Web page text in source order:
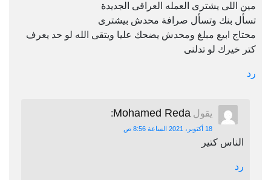
مين اللى يشترى العمله العراقى الجديدة
تسأل بنك وتسأل صرافة محدش بيشترى
محتاج ابيع مبلغ ومحدش يضحك عليا ويتقى الله لو حد يعرف
كتر خيرك لو تدلنى
رد
يقول Mohamed Reda
:
18 أكتوبر، 2021 الساعة 8:56 ص
الناس كتير
رد